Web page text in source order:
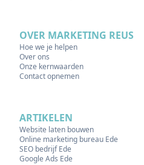
OVER MARKETING REUS
Hoe we je helpen
Over ons
Onze kernwaarden
Contact opnemen
ARTIKELEN
Website laten bouwen
Online marketing bureau Ede
SEO bedrijf Ede
Google Ads Ede